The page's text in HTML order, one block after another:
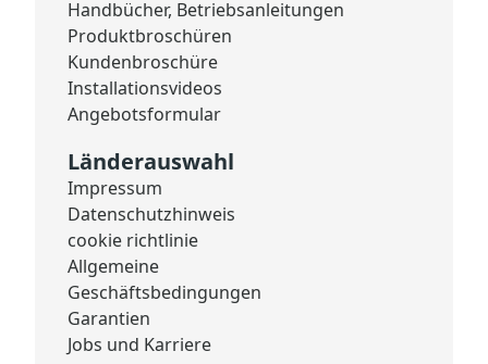
Handbücher, Betriebsanleitungen
Produktbroschüren
Kundenbroschüre
Installationsvideos
Angebotsformular
Länderauswahl
Impressum
Datenschutzhinweis
cookie richtlinie
Allgemeine
Geschäftsbedingungen
Garantien
Jobs und Karriere